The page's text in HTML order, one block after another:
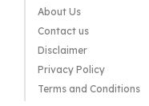
About Us
Contact us
Disclaimer
Privacy Policy
Terms and Conditions